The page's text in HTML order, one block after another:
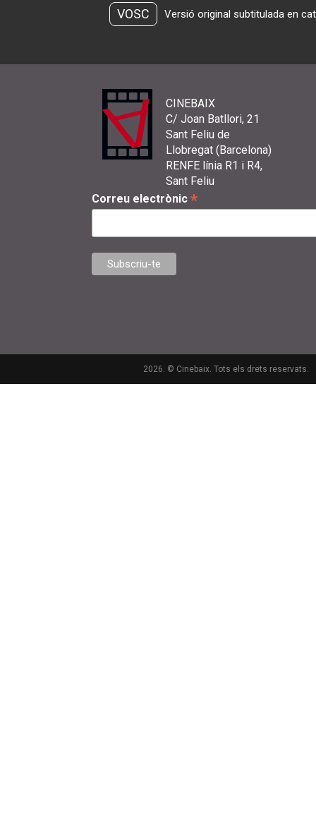
VOSC Versió original subtitulada en
CINEBAIX
C/ Joan Batllori, 21
Sant Feliu de
Llobregat (Barcelona)
RENFE línia R1 i R4,
Sant Feliu
Correu electrònic *
2026. © Cinebaix. Tots els drets reservats.